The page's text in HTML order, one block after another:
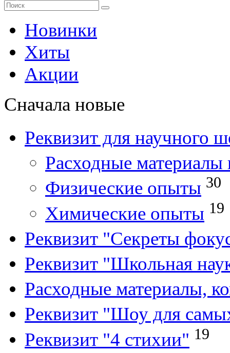
Новинки
Хиты
Акции
Сначала новые
Реквизит для научного
Расходные материалы
Физические опыты 30
Химические опыты 19
Реквизит "Секреты
Реквизит "Школьная
Расходные материалы,
Реквизит "Шоу для
Реквизит "4 стихии" 19